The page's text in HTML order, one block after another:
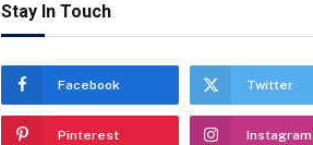
Stay In Touch
Facebook Twitter
Pinterest Instagram